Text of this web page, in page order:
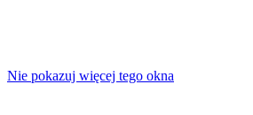
Nie pokazuj więcej tego okna